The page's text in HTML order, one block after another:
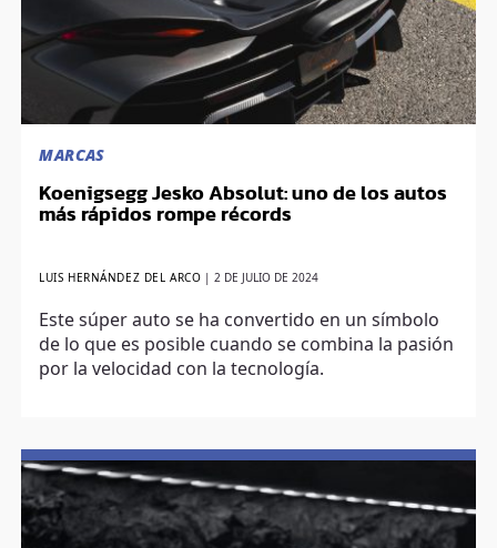
MARCAS
Koenigsegg Jesko Absolut: uno de los autos
más rápidos rompe récords
LUIS HERNÁNDEZ DEL ARCO |2 DE JULIO DE 2024
Este súper auto se ha convertido en un símbolo
de lo que es posible cuando se combina la pasión
por la velocidad con la tecnología.